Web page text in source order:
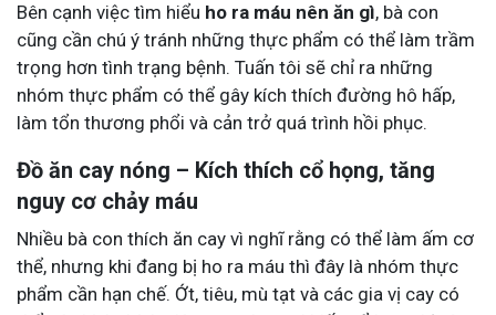
Bên cạnh việc tìm hiểu ho ra máu nên ăn gì, bà con
cũng cần chú ý tránh những thực phẩm có thể làm trầm
trọng hơn tình trạng bệnh. Tuấn tôi sẽ chỉ ra những
nhóm thực phẩm có thể gây kích thích đường hô hấp,
làm tổn thương phổi và cản trở quá trình hồi phục.
Đồ ăn cay nóng – Kích thích cổ họng, tăng
nguy cơ chảy máu
Nhiều bà con thích ăn cay vì nghĩ rằng có thể làm ấm cơ
thể, nhưng khi đang bị ho ra máu thì đây là nhóm thực
phẩm cần hạn chế. Ớt, tiêu, mù tạt và các gia vị cay có